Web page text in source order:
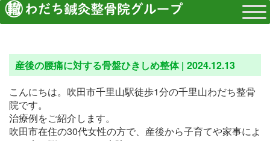
産後の腰痛に対する骨盤ひきしめ整体 | 2024.12.13
こんにちは。吹田市千里山駅徒歩1分の千里山わだち整骨
院です。
治療例をご紹介します。
吹田市在住の30代女性の方で、産後から子育てや家事によ